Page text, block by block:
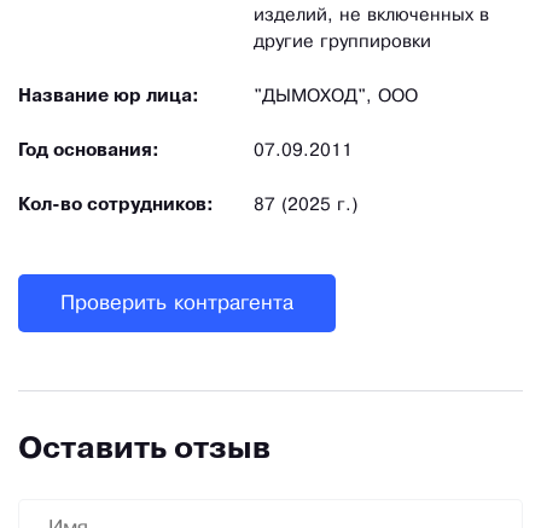
изделий, не включенных в
другие группировки
Название юр лица: "ДЫМОХОД", ООО
Год основания: 07.09.2011
Кол-во сотрудников: 87 (2025 г.)
Проверить контрагента
Оставить отзыв